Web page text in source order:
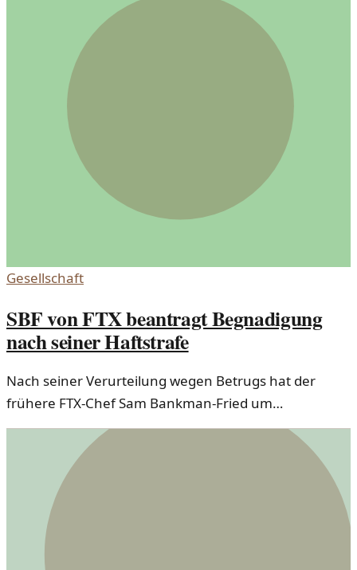
Gesellschaft
SBF von FTX beantragt Begnadigung
nach seiner Haftstrafe
Nach seiner Verurteilung wegen Betrugs hat der
frühere FTX-Chef Sam Bankman-Fried um
Begnadigung ersucht. Die Hintergründe und die
Reaktionen sind kontrovers.